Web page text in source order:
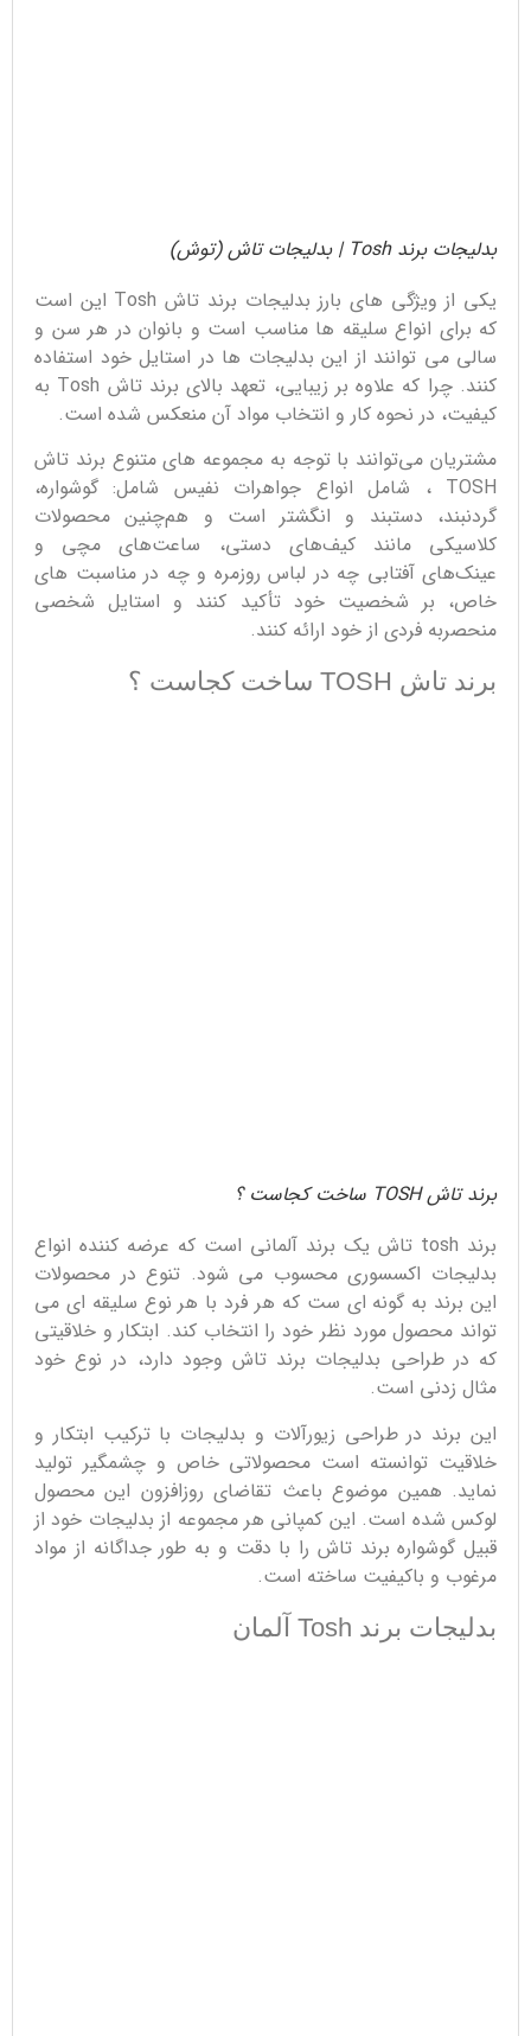
بدلیجات برند Tosh | بدلیجات تاش (توش)
یکی از ویژگی های بارز بدلیجات برند تاش Tosh این است
که برای انواع سلیقه ها مناسب است و بانوان در هر سن و
سالی می توانند از این بدلیجات ها در استایل خود استفاده
کنند. چرا که علاوه بر زیبایی، تعهد بالای برند تاش Tosh به
کیفیت، در نحوه کار و انتخاب مواد آن منعکس شده است.
مشتریان می‌توانند با توجه به مجموعه های متنوع برند تاش
TOSH ، شامل انواع جواهرات نفیس شامل: گوشواره،
گردنبند، دستبند و انگشتر است و هم‌چنین محصولات
کلاسیکی مانند کیف‌های دستی، ساعت‌های مچی و
عینک‌های آفتابی چه در لباس روزمره و چه در مناسبت های
خاص، بر شخصیت خود تأکید کنند و استایل شخصی
منحصربه فردی از خود ارائه کنند.
برند تاش TOSH ساخت کجاست ؟
برند تاش TOSH ساخت کجاست ؟
برند tosh تاش یک برند آلمانی است که عرضه کننده انواع
بدلیجات اکسسوری محسوب می شود. تنوع در محصولات
این برند به گونه ای ست که هر فرد با هر نوع سلیقه ای می
تواند محصول مورد نظر خود را انتخاب کند. ابتکار و خلاقیتی
که در طراحی بدلیجات برند تاش وجود دارد، در نوع خود
مثال زدنی است.
این برند در طراحی زیورآلات و بدلیجات با ترکیب ابتکار و
خلاقیت توانسته است محصولاتی خاص و چشمگیر تولید
نماید. همین موضوع باعث تقاضای روزافزون این محصول
لوکس شده است. این کمپانی هر مجموعه از بدلیجات خود از
قبیل گوشواره برند تاش را با دقت و به طور جداگانه از مواد
مرغوب و باکیفیت ساخته است.
بدلیجات برند Tosh آلمان